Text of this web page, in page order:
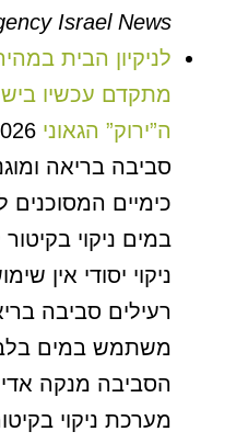
Israel News
לניקיון הבית
מתקדם עכשיו
ה”ירוק” הגאוני GENIUS
סביבה בריאה
במים ניקוי
ניקוי יסודי אין
רעילים סביבה
משתמש במים
מערכת ניקוי